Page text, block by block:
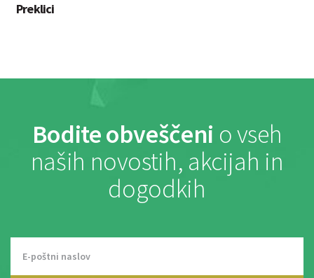
Preklici
Bodite obveščeni o vseh
naših novostih, akcijah in
dogodkih